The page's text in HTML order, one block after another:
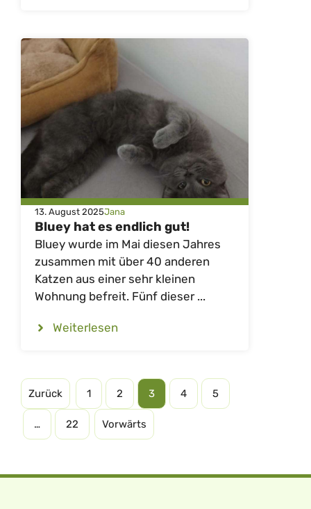
13. August 2025Jana
Bluey hat es endlich gut!
Bluey wurde im Mai diesen Jahres
zusammen mit über 40 anderen
Katzen aus einer sehr kleinen
Wohnung befreit. Fünf dieser ...
Weiterlesen
Zurück 1 2 3 4 5
… 22 Vorwärts